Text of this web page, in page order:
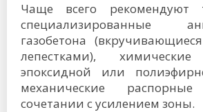
Чаще всего рекомендуют
специализированные
газобетона
лепестками),
эпоксидной или
механические
сочетании с усилением зоны.